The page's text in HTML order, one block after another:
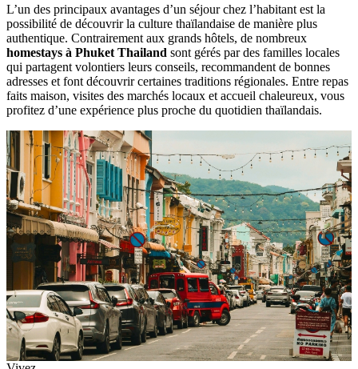
L’un des principaux avantages d’un séjour chez l’habitant est la
possibilité de découvrir la culture thaïlandaise de manière plus
authentique. Contrairement aux grands hôtels, de nombreux
homestays à Phuket Thailand sont gérés par des familles locales
qui partagent volontiers leurs conseils, recommandent de bonnes
adresses et font découvrir certaines traditions régionales. Entre repas
faits maison, visites des marchés locaux et accueil chaleureux, vous
profitez d’une expérience plus proche du quotidien thaïlandais.